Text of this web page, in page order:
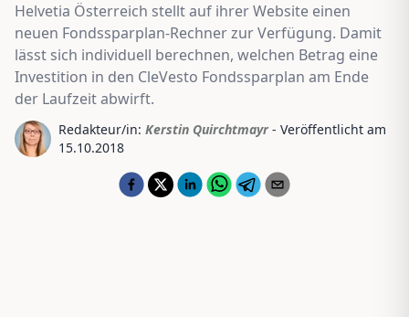
Helvetia Österreich stellt auf ihrer Website einen
neuen Fondssparplan-Rechner zur Verfügung. Damit
lässt sich individuell berechnen, welchen Betrag eine
Investition in den CleVesto Fondssparplan am Ende
der Laufzeit abwirft.
Redakteur/in: Kerstin Quirchtmayr - Veröffentlicht am
15.10.2018